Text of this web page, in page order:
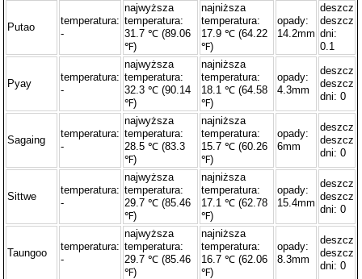
Putao
temperatura:
-
najwyższa
temperatura:
31.7 ℃ (89.06
℉)
najniższa
temperatura:
17.9 ℃ (64.22
℉)
opady:
14.2mm
deszcz
deszcz
dni:
0.1
Pyay
temperatura:
-
najwyższa
temperatura:
32.3 ℃ (90.14
℉)
najniższa
temperatura:
18.1 ℃ (64.58
℉)
opady:
4.3mm
deszcz
deszcz
dni: 0
Sagaing
temperatura:
-
najwyższa
temperatura:
28.5 ℃ (83.3
℉)
najniższa
temperatura:
15.7 ℃ (60.26
℉)
opady:
6mm
deszcz
deszcz
dni: 0
Sittwe
temperatura:
-
najwyższa
temperatura:
29.7 ℃ (85.46
℉)
najniższa
temperatura:
17.1 ℃ (62.78
℉)
opady:
15.4mm
deszcz
deszcz
dni: 0
Taungoo
temperatura:
-
najwyższa
temperatura:
29.7 ℃ (85.46
℉)
najniższa
temperatura:
16.7 ℃ (62.06
℉)
opady:
8.3mm
deszcz
deszcz
dni: 0